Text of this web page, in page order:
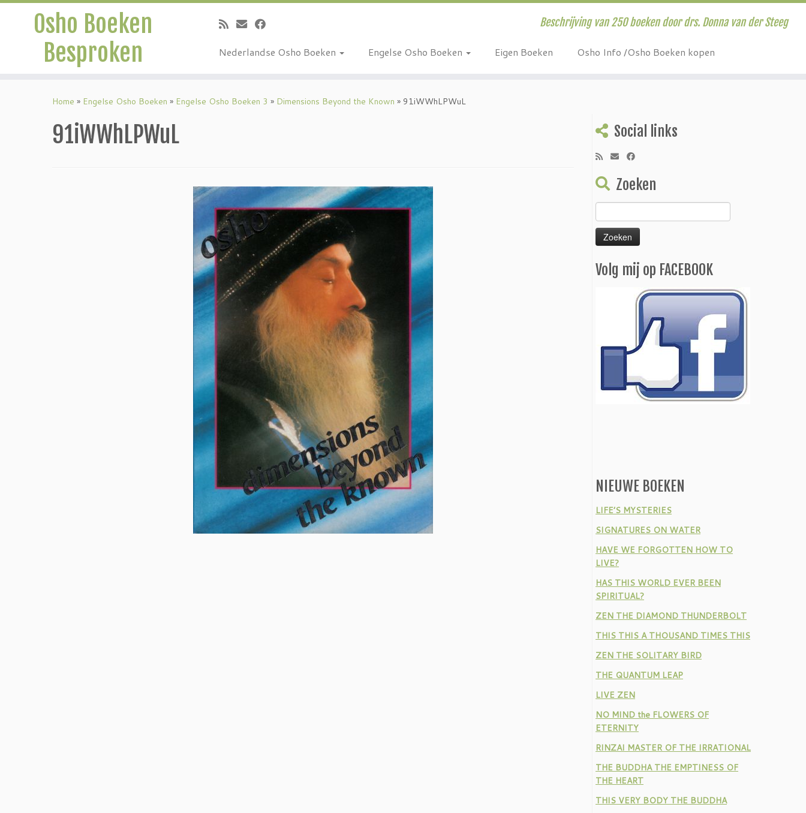
Osho Boeken
Besproken
Beschrijving van 250 boeken door drs. Donna van der Steeg
Nederlandse Osho Boeken Engelse Osho Boeken Eigen Boeken Osho Info /Osho Boeken kopen
Home » Engelse Osho Boeken » Engelse Osho Boeken 3 » Dimensions Beyond the Known » 91iWWhLPWuL
91iWWhLPWuL Social links
Zoeken
naar:
Volg mij op FACEBOOK
NIEUWE BOEKEN
LIFE’S MYSTERIES
SIGNATURES ON WATER
HAVE WE FORGOTTEN HOW TO
LIVE?
HAS THIS WORLD EVER BEEN
SPIRITUAL?
ZEN THE DIAMOND THUNDERBOLT
THIS THIS A THOUSAND TIMES THIS
ZEN THE SOLITARY BIRD
THE QUANTUM LEAP
LIVE ZEN
NO MIND the FLOWERS OF
ETERNITY
RINZAI MASTER OF THE IRRATIONAL
THE BUDDHA THE EMPTINESS OF
THE HEART
THIS VERY BODY THE BUDDHA